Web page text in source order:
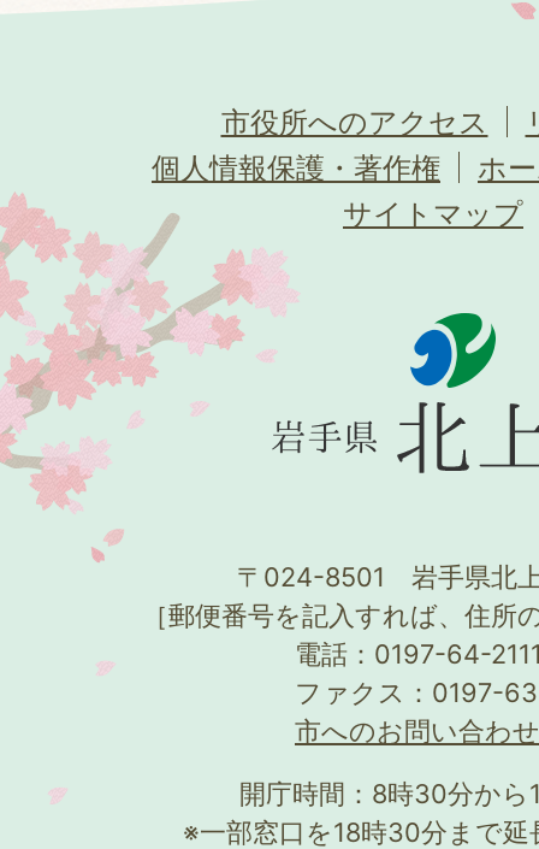
市役所へのアクセス
個人情報保護・著作権
ホ
サイトマップ
〒024-8501 岩手県北
［郵便番号を記入すれば、住所
電話：0197-64-
ファクス：0197-
市へのお問い合わ
開庁時間：8時30分か
※一部窓口を18時30分まで